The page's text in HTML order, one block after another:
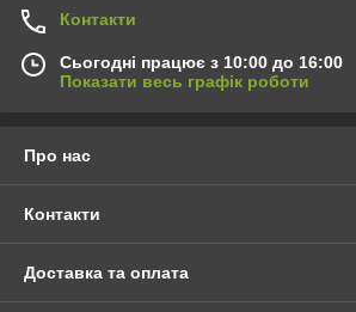
Контакти
Сьогодні працює з 10:00 до 16:00
Показати весь графік роботи
Про нас
Контакти
Доставка та оплата